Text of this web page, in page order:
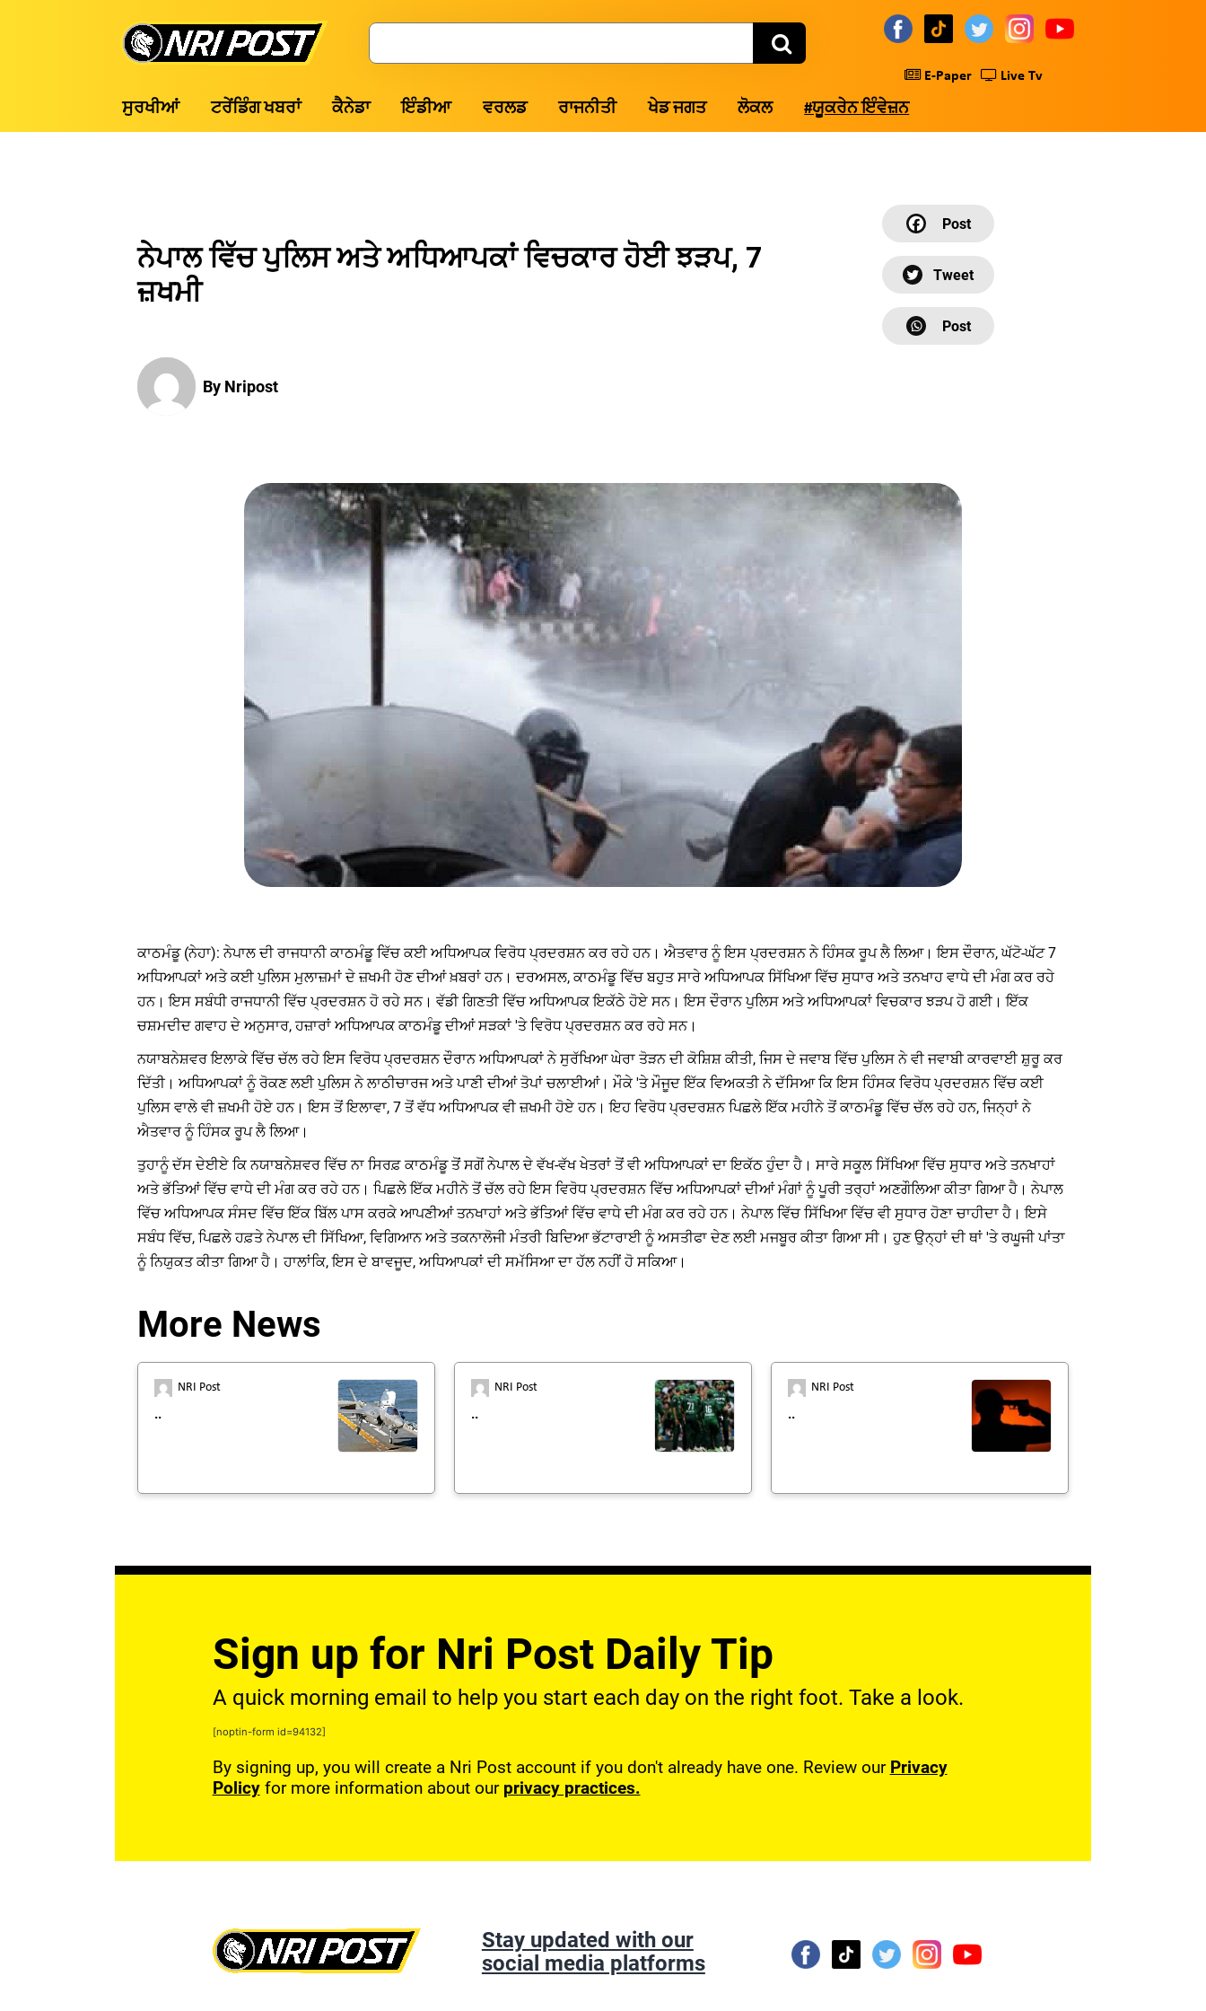
Post
Search
E-Paper Live Tv
ਸੁਰਖੀਆਂ ਟਰੇਂਡਿੰਗ ਖਬਰਾਂ ਕੈਨੇਡਾ ਇੰਡੀਆ ਵਰਲਡ ਰਾਜਨੀਤੀ ਖੇਡ ਜਗਤ ਲੋਕਲ #ਯੂਕਰੇਨ ਇੰਵੇਜ਼ਨ
ਨੇਪਾਲ ਵਿੱਚ ਪੁਲਿਸ ਅਤੇ ਅਧਿਆਪਕਾਂ ਵਿਚਕਾਰ ਹੋਈ ਝੜਪ, 7
ਜ਼ਖਮੀ
By Nripost
ਕਾਠਮੰਡੂ (ਨੇਹਾ): ਨੇਪਾਲ ਦੀ ਰਾਜਧਾਨੀ ਕਾਠਮੰਡੂ ਵਿੱਚ ਕਈ ਅਧਿਆਪਕ ਵਿਰੋਧ ਪ੍ਰਦਰਸ਼ਨ ਕਰ ਰਹੇ ਹਨ। ਐਤਵਾਰ ਨੂੰ ਇਸ ਪ੍ਰਦਰਸ਼ਨ ਨੇ ਹਿੰਸਕ ਰੂਪ ਲੈ ਲਿਆ। ਇਸ ਦੌਰਾਨ, ਘੱਟੋ-ਘੱਟ 7
ਅਧਿਆਪਕਾਂ ਅਤੇ ਕਈ ਪੁਲਿਸ ਮੁਲਾਜ਼ਮਾਂ ਦੇ ਜ਼ਖਮੀ ਹੋਣ ਦੀਆਂ ਖ਼ਬਰਾਂ ਹਨ। ਦਰਅਸਲ, ਕਾਠਮੰਡੂ ਵਿੱਚ ਬਹੁਤ ਸਾਰੇ ਅਧਿਆਪਕ ਸਿੱਖਿਆ ਵਿੱਚ ਸੁਧਾਰ ਅਤੇ ਤਨਖਾਹ ਵਾਧੇ ਦੀ ਮੰਗ ਕਰ ਰਹੇ
ਹਨ। ਇਸ ਸਬੰਧੀ ਰਾਜਧਾਨੀ ਵਿੱਚ ਪ੍ਰਦਰਸ਼ਨ ਹੋ ਰਹੇ ਸਨ। ਵੱਡੀ ਗਿਣਤੀ ਵਿੱਚ ਅਧਿਆਪਕ ਇਕੱਠੇ ਹੋਏ ਸਨ। ਇਸ ਦੌਰਾਨ ਪੁਲਿਸ ਅਤੇ ਅਧਿਆਪਕਾਂ ਵਿਚਕਾਰ ਝੜਪ ਹੋ ਗਈ। ਇੱਕ
ਚਸ਼ਮਦੀਦ ਗਵਾਹ ਦੇ ਅਨੁਸਾਰ, ਹਜ਼ਾਰਾਂ ਅਧਿਆਪਕ ਕਾਠਮੰਡੂ ਦੀਆਂ ਸੜਕਾਂ 'ਤੇ ਵਿਰੋਧ ਪ੍ਰਦਰਸ਼ਨ ਕਰ ਰਹੇ ਸਨ।
ਨਯਾਬਨੇਸ਼ਵਰ ਇਲਾਕੇ ਵਿੱਚ ਚੱਲ ਰਹੇ ਇਸ ਵਿਰੋਧ ਪ੍ਰਦਰਸ਼ਨ ਦੌਰਾਨ ਅਧਿਆਪਕਾਂ ਨੇ ਸੁਰੱਖਿਆ ਘੇਰਾ ਤੋੜਨ ਦੀ ਕੋਸ਼ਿਸ਼ ਕੀਤੀ, ਜਿਸ ਦੇ ਜਵਾਬ ਵਿੱਚ ਪੁਲਿਸ ਨੇ ਵੀ ਜਵਾਬੀ ਕਾਰਵਾਈ ਸ਼ੁਰੂ ਕਰ
ਦਿੱਤੀ। ਅਧਿਆਪਕਾਂ ਨੂੰ ਰੋਕਣ ਲਈ ਪੁਲਿਸ ਨੇ ਲਾਠੀਚਾਰਜ ਅਤੇ ਪਾਣੀ ਦੀਆਂ ਤੋਪਾਂ ਚਲਾਈਆਂ। ਮੌਕੇ 'ਤੇ ਮੌਜੂਦ ਇੱਕ ਵਿਅਕਤੀ ਨੇ ਦੱਸਿਆ ਕਿ ਇਸ ਹਿੰਸਕ ਵਿਰੋਧ ਪ੍ਰਦਰਸ਼ਨ ਵਿੱਚ ਕਈ
ਪੁਲਿਸ ਵਾਲੇ ਵੀ ਜ਼ਖਮੀ ਹੋਏ ਹਨ। ਇਸ ਤੋਂ ਇਲਾਵਾ, 7 ਤੋਂ ਵੱਧ ਅਧਿਆਪਕ ਵੀ ਜ਼ਖਮੀ ਹੋਏ ਹਨ। ਇਹ ਵਿਰੋਧ ਪ੍ਰਦਰਸ਼ਨ ਪਿਛਲੇ ਇੱਕ ਮਹੀਨੇ ਤੋਂ ਕਾਠਮੰਡੂ ਵਿੱਚ ਚੱਲ ਰਹੇ ਹਨ, ਜਿਨ੍ਹਾਂ ਨੇ
ਐਤਵਾਰ ਨੂੰ ਹਿੰਸਕ ਰੂਪ ਲੈ ਲਿਆ।
ਤੁਹਾਨੂੰ ਦੱਸ ਦੇਈਏ ਕਿ ਨਯਾਬਨੇਸ਼ਵਰ ਵਿੱਚ ਨਾ ਸਿਰਫ਼ ਕਾਠਮੰਡੂ ਤੋਂ ਸਗੋਂ ਨੇਪਾਲ ਦੇ ਵੱਖ-ਵੱਖ ਖੇਤਰਾਂ ਤੋਂ ਵੀ ਅਧਿਆਪਕਾਂ ਦਾ ਇਕੱਠ ਹੁੰਦਾ ਹੈ। ਸਾਰੇ ਸਕੂਲ ਸਿੱਖਿਆ ਵਿੱਚ ਸੁਧਾਰ ਅਤੇ ਤਨਖਾਹਾਂ
ਅਤੇ ਭੱਤਿਆਂ ਵਿੱਚ ਵਾਧੇ ਦੀ ਮੰਗ ਕਰ ਰਹੇ ਹਨ। ਪਿਛਲੇ ਇੱਕ ਮਹੀਨੇ ਤੋਂ ਚੱਲ ਰਹੇ ਇਸ ਵਿਰੋਧ ਪ੍ਰਦਰਸ਼ਨ ਵਿੱਚ ਅਧਿਆਪਕਾਂ ਦੀਆਂ ਮੰਗਾਂ ਨੂੰ ਪੂਰੀ ਤਰ੍ਹਾਂ ਅਣਗੌਲਿਆ ਕੀਤਾ ਗਿਆ ਹੈ। ਨੇਪਾਲ
ਵਿੱਚ ਅਧਿਆਪਕ ਸੰਸਦ ਵਿੱਚ ਇੱਕ ਬਿੱਲ ਪਾਸ ਕਰਕੇ ਆਪਣੀਆਂ ਤਨਖਾਹਾਂ ਅਤੇ ਭੱਤਿਆਂ ਵਿੱਚ ਵਾਧੇ ਦੀ ਮੰਗ ਕਰ ਰਹੇ ਹਨ। ਨੇਪਾਲ ਵਿੱਚ ਸਿੱਖਿਆ ਵਿੱਚ ਵੀ ਸੁਧਾਰ ਹੋਣਾ ਚਾਹੀਦਾ ਹੈ। ਇਸੇ
ਸਬੰਧ ਵਿੱਚ, ਪਿਛਲੇ ਹਫ਼ਤੇ ਨੇਪਾਲ ਦੀ ਸਿੱਖਿਆ, ਵਿਗਿਆਨ ਅਤੇ ਤਕਨਾਲੋਜੀ ਮੰਤਰੀ ਬਿਦਿਆ ਭੱਟਾਰਾਈ ਨੂੰ ਅਸਤੀਫਾ ਦੇਣ ਲਈ ਮਜਬੂਰ ਕੀਤਾ ਗਿਆ ਸੀ। ਹੁਣ ਉਨ੍ਹਾਂ ਦੀ ਥਾਂ 'ਤੇ ਰਘੂਜੀ ਪਾਂਤਾ
ਨੂੰ ਨਿਯੁਕਤ ਕੀਤਾ ਗਿਆ ਹੈ। ਹਾਲਾਂਕਿ, ਇਸ ਦੇ ਬਾਵਜੂਦ, ਅਧਿਆਪਕਾਂ ਦੀ ਸਮੱਸਿਆ ਦਾ ਹੱਲ ਨਹੀਂ ਹੋ ਸਕਿਆ।
More News
NRI Post
..
NRI Post
..
NRI Post
..
Sign up for Nri Post Daily Tip
A quick morning email to help you start each day on the right foot. Take a look.
[noptin-form id=94132]
By signing up, you will create a Nri Post account if you don't already have one. Review our Privacy
Policyfor more information about our privacy practices.
Stay updated with our
social media platforms